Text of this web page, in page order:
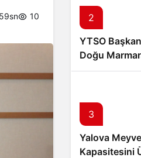
10
2
YTSO
Doğu
Yardımcılığı
3
Yalova
Kapasitesini